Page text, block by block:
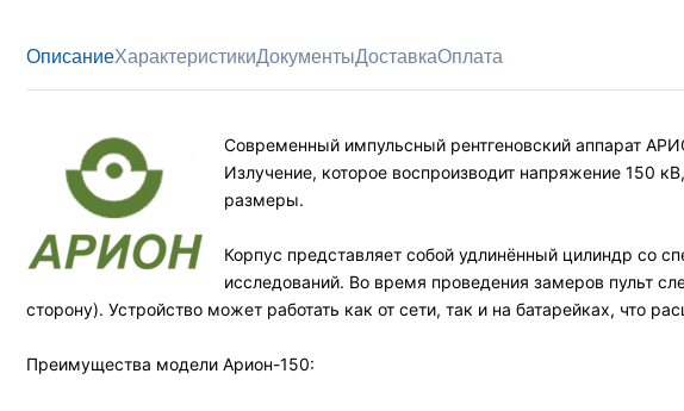
ОписаниеХарактеристикиДокументыДоставкаОплата
Современный импульсный рентгеновский аппарат
Излучение, которое воспроизводит напряжение 150
размеры.
Корпус представляет собой удлинённый цилиндр со
исследований. Во время проведения замеров пульт
сторону). Устройство может работать как от сети, так и на батарейках, что
Преимущества модели Арион-150: